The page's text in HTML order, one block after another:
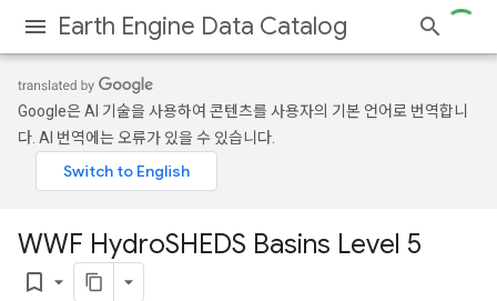
Earth Engine Data Catalog
Google은 AI 기술을 사용하여 콘텐츠를 사용자의 기본 언어로 번역합니
다. AI 번역에는 오류가 있을 수 있습니다.
WWF HydroSHEDS Basins Level 5
bookmark_border